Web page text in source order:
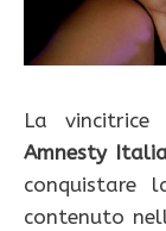
La vincitrice
Amnesty
conquistare
contenuto